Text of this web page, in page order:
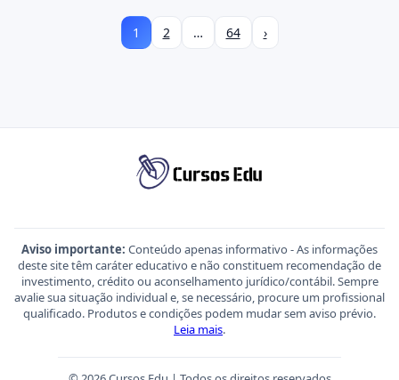
1 2 … 64 ›
Aviso importante: Conteúdo apenas informativo - As informações
deste site têm caráter educativo e não constituem recomendação de
investimento, crédito ou aconselhamento jurídico/contábil. Sempre
avalie sua situação individual e, se necessário, procure um profissional
qualificado. Produtos e condições podem mudar sem aviso prévio.
Leia mais.